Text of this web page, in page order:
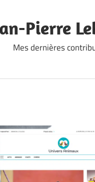
Pierre
Mes dernières